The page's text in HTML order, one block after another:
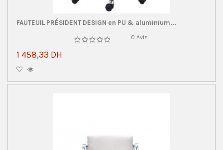
FAUTEUIL PRÉSIDENT DESIGN en PU & aluminium...
0 Avis
1 458,33 DH